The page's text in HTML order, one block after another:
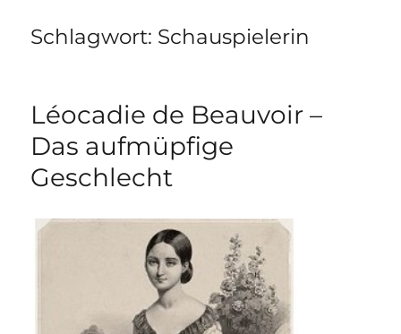
Schlagwort: Schauspielerin
Léocadie de Beauvoir –
Das aufmüpfige
Geschlecht